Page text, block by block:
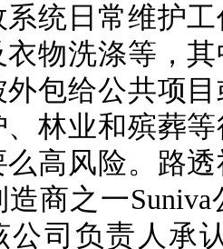
系统日常维护
衣物洗涤等，
外包给公共项
、林业和殡葬
么高风险。路
造商之一
公司负责人承